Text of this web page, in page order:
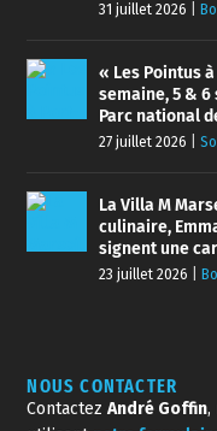
31 juillet 2026
« Les Pointus
semaine, 5 & 6
Parc national
27 juillet 2026 |
La Villa M
culinaire,
signent une
23 juillet 2026
NOUS CONTACTER
ContactezAndré Goffin,